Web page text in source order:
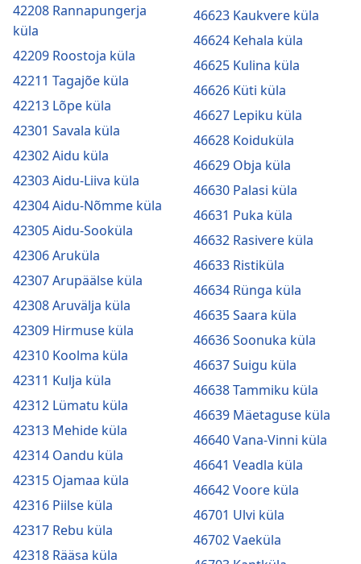
42208 Rannapungerja
küla
42209 Roostoja küla
42211 Tagajõe küla
42213 Lõpe küla
42301 Savala küla
42302 Aidu küla
42303 Aidu-Liiva küla
42304 Aidu-Nõmme küla
42305 Aidu-Sooküla
42306 Aruküla
42307 Arupäälse küla
42308 Aruvälja küla
42309 Hirmuse küla
42310 Koolma küla
42311 Kulja küla
42312 Lümatu küla
42313 Mehide küla
42314 Oandu küla
42315 Ojamaa küla
42316 Piilse küla
42317 Rebu küla
42318 Rääsa küla
46623 Kaukvere küla
46624 Kehala küla
46625 Kulina küla
46626 Küti küla
46627 Lepiku küla
46628 Koiduküla
46629 Obja küla
46630 Palasi küla
46631 Puka küla
46632 Rasivere küla
46633 Ristiküla
46634 Rünga küla
46635 Saara küla
46636 Soonuka küla
46637 Suigu küla
46638 Tammiku küla
46639 Mäetaguse küla
46640 Vana-Vinni küla
46641 Veadla küla
46642 Voore küla
46701 Ulvi küla
46702 Vaeküla